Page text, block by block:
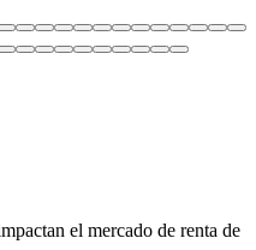
el mercado de renta de